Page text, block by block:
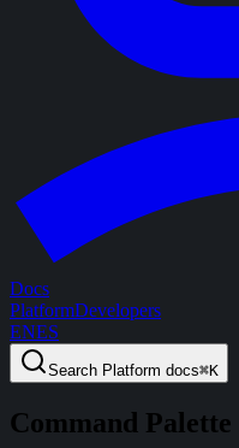
Docs
PlatformDevelopers
ENES
Search Platform docs⌘K
Command Palette